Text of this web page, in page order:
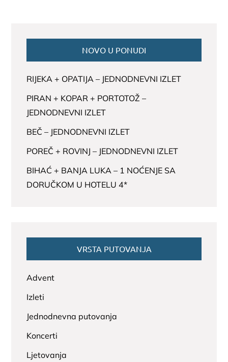
NOVO U PONUDI
RIJEKA + OPATIJA – JEDNODNEVNI IZLET
PIRAN + KOPAR + PORTOTOŽ –
JEDNODNEVNI IZLET
BEČ – JEDNODNEVNI IZLET
POREČ + ROVINJ – JEDNODNEVNI IZLET
BIHAĆ + BANJA LUKA – 1 NOĆENJE SA
DORUČKOM U HOTELU 4*
VRSTA PUTOVANJA
Advent
Izleti
Jednodnevna putovanja
Koncerti
Ljetovanja